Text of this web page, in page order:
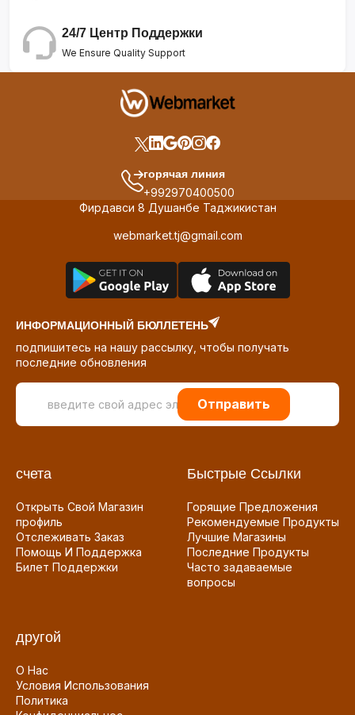
24/7 Центр Поддержки
We Ensure Quality Support
горячая линия
+992970400500
Фирдавси 8 Душанбе Таджикистан
webmarket.tj@gmail.com
ИНФОРМАЦИОННЫЙ БЮЛЛЕТЕНЬ
подпишитесь на нашу рассылку, чтобы получать
последние обновления
Отправить
счета
Открыть Свой Магазин
профиль
Отслеживать Заказ
Помощь И Поддержка
Билет Поддержки
Быстрые Ссылки
Горящие Предложения
Рекомендуемые Продукты
Лучшие Магазины
Последние Продукты
Часто задаваемые
вопросы
другой
О Нас
Условия Использования
Политика